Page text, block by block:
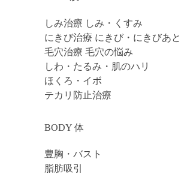
しみ治療 しみ・くすみ
にきび治療 にきび・にきびあと
毛穴治療 毛穴の悩み
しわ・たるみ・肌のハリ
ほくろ・イボ
テカリ防止治療
BODY 体
豊胸・バスト
脂肪吸引